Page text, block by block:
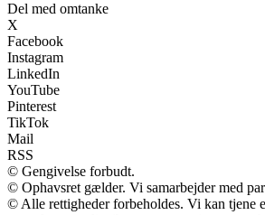
Del med omtanke
X
Facebook
Instagram
LinkedIn
YouTube
Pinterest
TikTok
Mail
RSS
© Gengivelse forbudt.
© Ophavsret gælder. Vi samarbejder med
© Alle rettigheder forbeholdes. Vi kan tjene